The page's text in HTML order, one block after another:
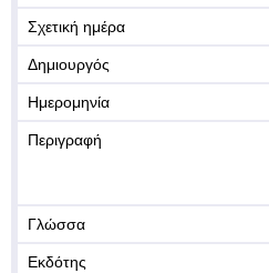
Σχετική ημέρα
Δημιουργός
Ημερομηνία
Περιγραφή
Γλώσσα
Εκδότης